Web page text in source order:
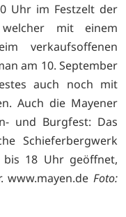
Uhr im Festzelt der
mit einem
verkaufsoffenen
am 10. September
auch noch mit
Auch die Mayener
und Burgfest: Das
Schieferbergwerk
18 Uhr geöffnet,
www.mayen.de Foto: